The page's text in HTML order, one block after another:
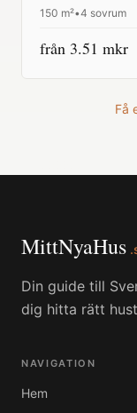
150 m²•4 sovrum
från 3.51 mkr
Få
MittNyaHus
Din guide till
dig hitta rätt
NAVIGATION
Hem